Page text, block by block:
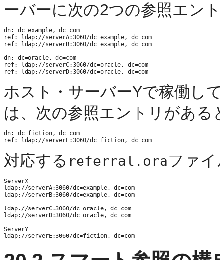
ーバーに次の2つの参照エン
dn: dc=example, dc=com
ref: ldap://serverA:3060/dc=example, dc=com
ref: ldap://serverB:3060/dc=example, dc=com
dn: dc=oracle, dc=com
ref: ldap://serverC:3060/dc=oracle, dc=com
ホスト・サーバーYで稼働し
は、次の参照エントリがある
dn: dc=fiction, dc=com
対応する referral.oraファ
ServerX
ldap://serverA:3060/dc=example, dc=com
ldap://serverB:3060/dc=example, dc=com
ldap://serverC:3060/dc=oracle, dc=com
ldap://serverD:3060/dc=oracle, dc=com
ServerY